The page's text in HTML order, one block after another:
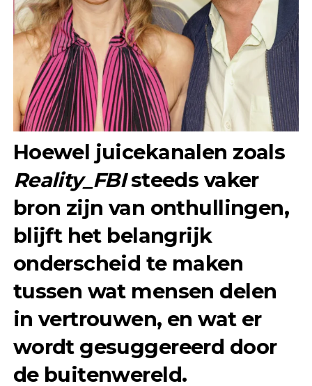
Hoewel juicekanalen zoals
Reality_FBIsteeds vaker
bron zijn van onthullingen,
blijft het belangrijk
onderscheid te maken
tussen wat mensen delen
in vertrouwen, en wat er
wordt gesuggereerd door
de buitenwereld.